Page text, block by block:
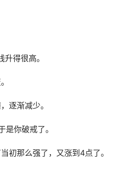
得很高。
逐渐减少。
你破戒了。
那么强了，又涨到4点了。